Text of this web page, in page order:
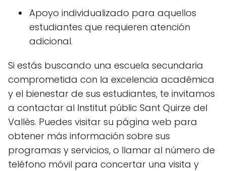
Apoyo individualizado para aquellos
estudiantes que requieren atención
adicional.
Si estás buscando una escuela secundaria
comprometida con la excelencia académica
y el bienestar de sus estudiantes, te invitamos
a contactar al Institut públic Sant Quirze del
Vallès. Puedes visitar su página web para
obtener más información sobre sus
programas y servicios, o llamar al número de
teléfono móvil para concertar una visita y